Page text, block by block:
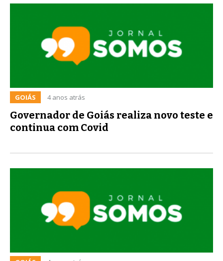
GOIÁS 4 anos atrás
Governador de Goiás realiza novo teste e
continua com Covid